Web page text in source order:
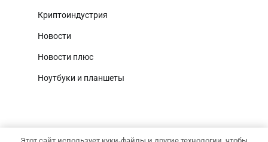
Криптоиндустрия
Новости
Новости плюс
Ноутбуки и планшеты